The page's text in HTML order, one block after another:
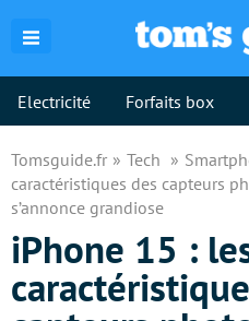
Electricité Forfaits box
Tomsguide.fr Tech
caractéristiques des capteurs
s’annonce grandiose
iPhone 15 :